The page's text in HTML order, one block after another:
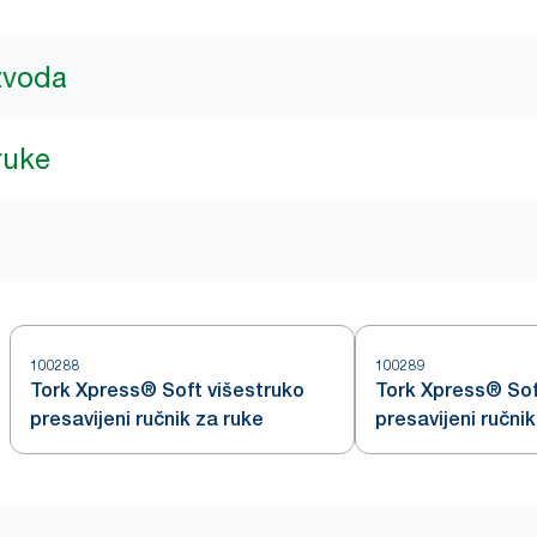
100288
Tork Xpress® Soft višestruko
presavijeni ručnik za ruke
100289
Tork Xpress®
presavijeni